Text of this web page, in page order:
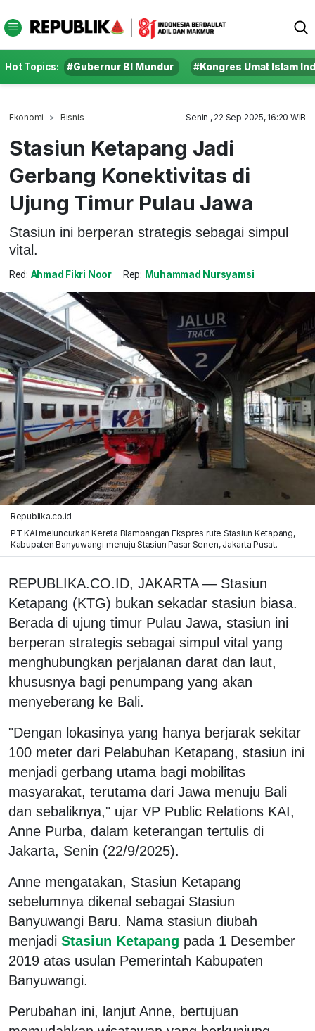
Hot Topics: #Gubernur BI Mundur #Kongres Umat Islam
Ekonomi Bisnis Senin , 22 Sep 2025, 16:20 WIB
Stasiun Ketapang Jadi
Gerbang Konektivitas di
Ujung Timur Pulau Jawa
Stasiun ini berperan strategis sebagai simpul
vital.
Red: Ahmad Fikri Noor Rep: Muhammad Nursyamsi
Republika.co.id
PT KAI meluncurkan Kereta Blambangan Ekspres rute Stasiun Ketapang,
Kabupaten Banyuwangi menuju Stasiun Pasar Senen, Jakarta Pusat.
REPUBLIKA.CO.ID, JAKARTA — Stasiun
Ketapang (KTG) bukan sekadar stasiun biasa.
Berada di ujung timur Pulau Jawa, stasiun ini
berperan strategis sebagai simpul vital yang
menghubungkan perjalanan darat dan laut,
khususnya bagi penumpang yang akan
menyeberang ke Bali.
"Dengan lokasinya yang hanya berjarak sekitar
100 meter dari Pelabuhan Ketapang, stasiun ini
menjadi gerbang utama bagi mobilitas
masyarakat, terutama dari Jawa menuju Bali
dan sebaliknya," ujar VP Public Relations KAI,
Anne Purba, dalam keterangan tertulis di
Jakarta, Senin (22/9/2025).
Anne mengatakan, Stasiun Ketapang
sebelumnya dikenal sebagai Stasiun
Banyuwangi Baru. Nama stasiun diubah
menjadi Stasiun Ketapang pada 1 Desember
2019 atas usulan Pemerintah Kabupaten
Banyuwangi.
Perubahan ini, lanjut Anne, bertujuan